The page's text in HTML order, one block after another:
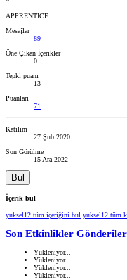
APPRENTICE
Mesajlar
89
Öne Çıkan İçerikler
0
Tepki puanı
13
Puanları
71
Katılım
27 Şub 2020
Son Görülme
15 Ara 2022
Bul
İçerik bul
yuksel12 tüm içeriğini bul yuksel12 tüm
Son Etkinlikler Gönderiler
Yükleniyor...
Yükleniyor...
Yükleniyor...
Yükleniyor...